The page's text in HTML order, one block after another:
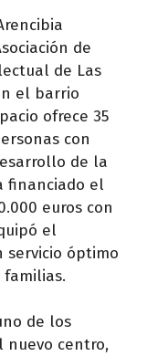
de
de Las
el barrio
ofrece 35
con
de la
financiado el
euros con
el
servicio óptimo
familias.
de los
nuevo centro,